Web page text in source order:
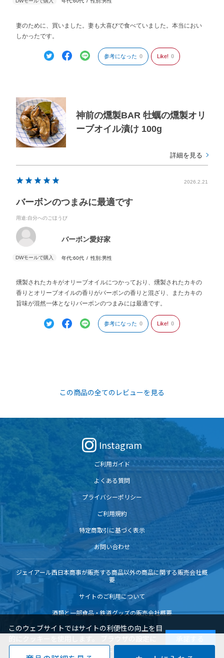
妻のために、買いました。妻も大喜びで食べていました。本当におい
しかったです。
参考になった 0 Like! 0
神前の燻製BAR 牡蠣の燻製オリ
ーブオイル漬け 100g
詳細を見る
2026.2.21
バーボンのつまみに最適です
用途:自分へのごほうび
バーボン愛好家
年代:60代 性別:男性
燻製されたカキがオリーブオイルにつかっており、燻製されたカキの
香りとオリーブオイルの香りがバーボンの香りと混ざり、またカキの
旨味が混然一体となりバーボンのつまみには最適です。
参考になった 0 Like! 0
この商品の全てのレビューを見る
Instagram
ご利用ガイド
よくある質問
プライバシーポリシー
ご利用規約
特定商取引に基づく表示
お問い合わせ
ジェイアール西日本商事が販売する商品以外の商品に関する販売会社概
要
サイトのご利用について
酒類と一部食品・鉄道グッズの販売会社概要
このウェブサイトではサイトの利便性の向上を目
的にクッキーを使用します。 ブラウザの設定に
よりクッキーの機能を変更することもできます。